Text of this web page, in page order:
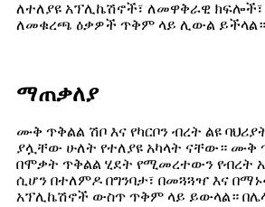
ለተለያዩ አፕሊኬሽኖች፣ ለመዋቅራዊ
ለመቁረጫ ዕቃዎች ጥቅም ላይ ሊውል ይችላል።
ማጠቃለያ
ሙቅ ጥቅልል ​​ሽቦ እና የካርቦን ብረት ልዩ
ያሏቸው ሁለት የተለያዩ አካላት ናቸው። ሙቅ
በሞቃት ጥቅልል ​​ሂደት የሚመረተውን የብረት
ሲሆን በተለምዶ በግንባታ፣ በመጓጓዣ እና
አፕሊኬሽኖች ውስጥ ጥቅም ላይ ይውላል። በሌላ